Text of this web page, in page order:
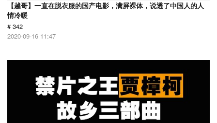
【越哥】一直在脱衣服的国产电影，满屏裸体，说透了中国人的人
情冷暖
# 342
2020-09-16 11:47